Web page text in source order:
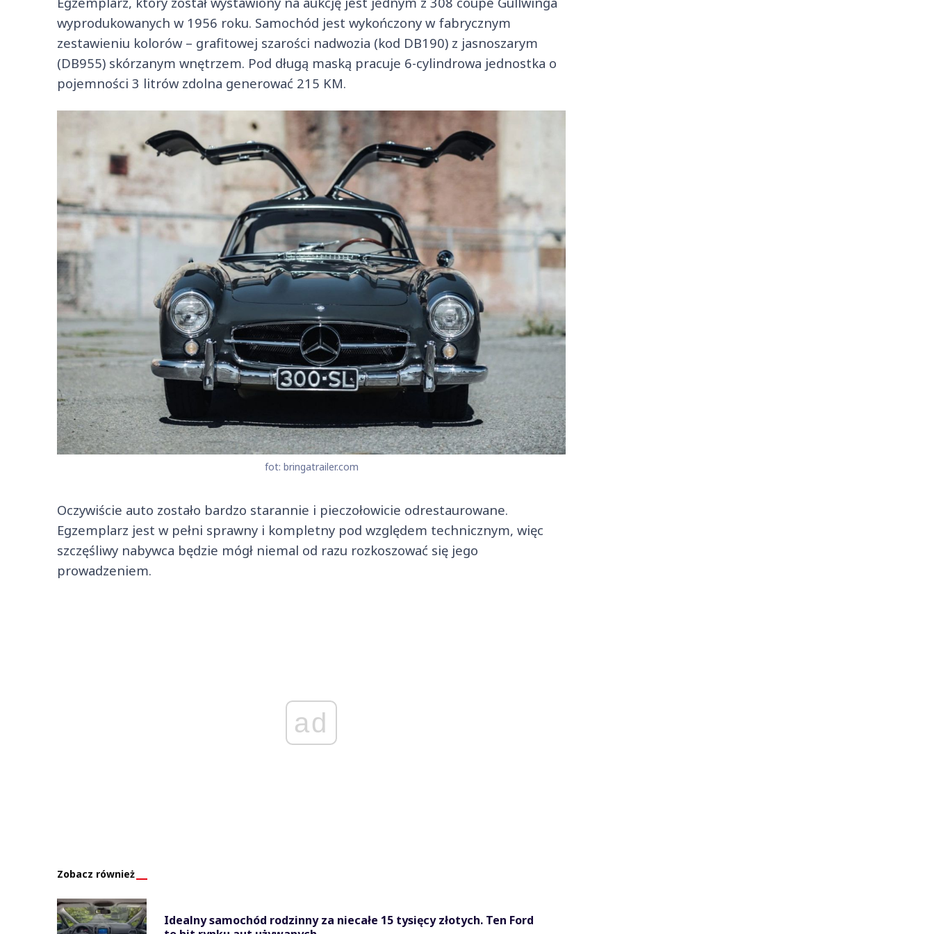
wyprodukowanych w 1956 roku. Samochód jest wykończony w fabrycznym
zestawieniu kolorów – grafitowej szarości nadwozia (kod DB190) z jasnoszarym
(DB955) skórzanym wnętrzem. Pod długą maską pracuje 6-cylindrowa jednostka o
pojemności 3 litrów zdolna generować 215 KM.
fot: bringatrailer.com
Oczywiście auto zostało bardzo starannie i pieczołowicie odrestaurowane.
Egzemplarz jest w pełni sprawny i kompletny pod względem technicznym, więc
szczęśliwy nabywca będzie mógł niemal od razu rozkoszować się jego
prowadzeniem.
ad
Zobacz również
Idealny samochód rodzinny za niecałe 15 tysięcy złotych. Ten Ford